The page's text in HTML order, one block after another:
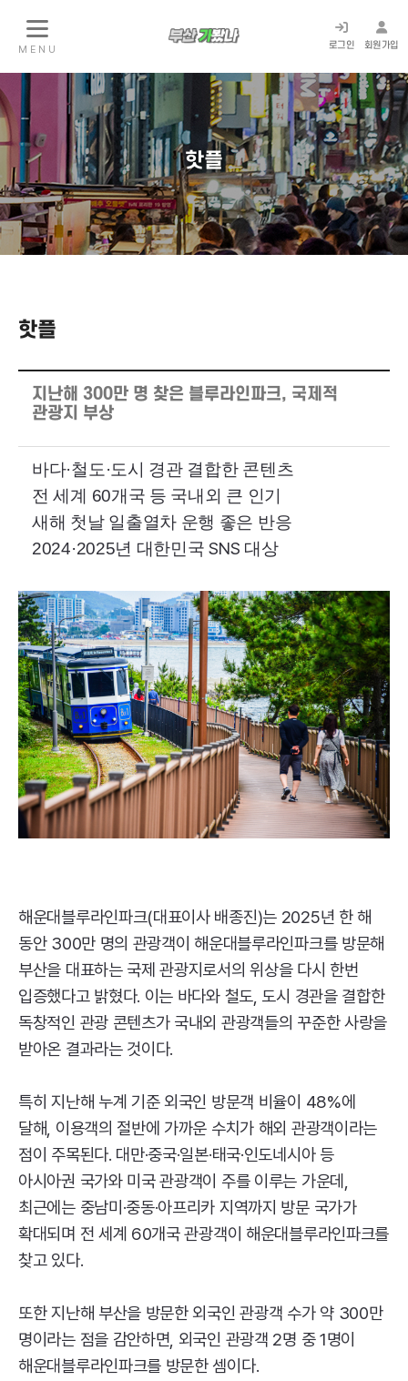
M E N U 로그인 회원가입
핫플
핫플
지난해 300만 명 찾은 블루라인파크, 국제적
관광지 부상
바다·철도·도시 경관 결합한 콘텐츠
전 세계 60개국 등 국내외 큰 인기
새해 첫날 일출열차 운행 좋은 반응
2024·2025년 대한민국SNS 대상
해운대블루라인파크(대표이사 배종진)는 2025년 한 해
동안 300만 명의 관광객이 해운대블루라인파크를 방문해
부산을 대표하는 국제 관광지로서의 위상을 다시 한번
입증했다고 밝혔다. 이는 바다와 철도, 도시 경관을 결합한
독창적인 관광 콘텐츠가 국내외 관광객들의 꾸준한 사랑을
받아온 결과라는 것이다.
특히 지난해 누계 기준 외국인 방문객 비율이 48%에
달해, 이용객의 절반에 가까운 수치가 해외 관광객이라는
점이 주목된다. 대만·중국·일본·태국·인도네시아 등
아시아권 국가와 미국 관광객이 주를 이루는 가운데,
최근에는 중남미·중동·아프리카 지역까지 방문 국가가
확대되며 전 세계 60개국 관광객이 해운대블루라인파크를
찾고 있다.
또한 지난해 부산을 방문한 외국인 관광객 수가 약 300만
명이라는 점을 감안하면, 외국인 관광객 2명 중 1명이
해운대블루라인파크를 방문한 셈이다.